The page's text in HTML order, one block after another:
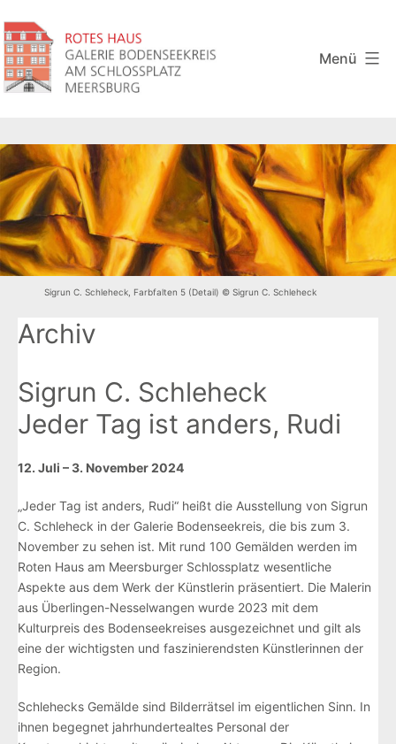
Inhalt
springen
Menü
Sigrun C. Schleheck, Farbfalten 5 (Detail) © Sigrun C. Schleheck
Archiv
Sigrun C. Schleheck
Jeder Tag ist anders, Rudi
12. Juli – 3. November 2024
„Jeder Tag ist anders, Rudi“ heißt die Ausstellung von Sigrun
C. Schleheck in der Galerie Bodenseekreis, die bis zum 3.
November zu sehen ist. Mit rund 100 Gemälden werden im
Roten Haus am Meersburger Schlossplatz wesentliche
Aspekte aus dem Werk der Künstlerin präsentiert. Die Malerin
aus Überlingen-Nesselwangen wurde 2023 mit dem
Kulturpreis des Bodenseekreises ausgezeichnet und gilt als
eine der wichtigsten und faszinierendsten Künstlerinnen der
Region.
Schlehecks Gemälde sind Bilderrätsel im eigentlichen Sinn. In
ihnen begegnet jahrhundertealtes Personal der